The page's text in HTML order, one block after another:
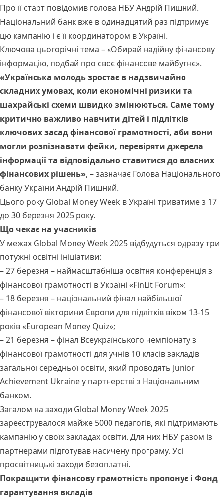
Про її старт повідомив голова НБУ Андрій Пишний.
Національний банк вже в одинадцятий раз підтримує
цю кампанію і є її координатором в Україні.
Ключова цьогорічні тема – «Обирай надійну фінансову
інформацію, подбай про своє фінансове майбутнє».
«Українська молодь зростає в надзвичайно
складних умовах, коли економічні ризики та
шахрайські схеми швидко змінюються. Саме тому
критично важливо навчити дітей і підлітків
ключових засад фінансової грамотності, аби вони
могли розпізнавати фейки, перевіряти джерела
інформації та відповідально ставитися до власних
фінансових рішень», – зазначає Голова Національного
банку України Андрій Пишний.
Цього року Global Money Week в Україні триватиме з 17
до 30 березня 2025 року.
Що чекає на учасників
У межах Global Money Week 2025 відбудуться одразу три
потужні освітні ініціативи:
– 27 березня – наймасштабніша освітня конференція з
фінансової грамотності в Україні «FinLit Forum»;
– 18 березня – національний фінал найбільшої
фінансової вікторини Європи для підлітків віком 13-15
років «European Money Quiz»;
– 21 березня – фінал Всеукраїнського чемпіонату з
фінансової грамотності для учнів 10 класів закладів
загальної середньої освіти, який проводять Junior
Achievement Ukraine у партнерстві з Національним
банком.
Загалом на заходи Global Money Week 2025
зареєструвалося майже 5000 педагогів, які підтримають
кампанію у своїх закладах освіти. Для них НБУ разом із
партнерами підготував насичену програму. Усі
просвітницькі заходи безоплатні.
Покращити фінансову грамотність пропонує і Фонд
гарантування вкладів